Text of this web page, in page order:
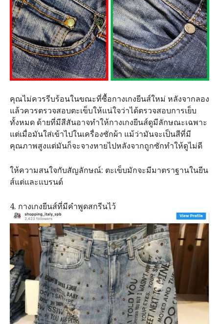
คุณไม่ควรรีบร้อนในขณะที่ซื้อกางเกงยีนส์ใหม่ หลังจากลอง
แล้วควรตรวจสอบตะเข็บให้แน่ใจว่าได้ตรวจสอบการเย็บ
ทั้งหมด ด้ายที่มีสีสันอาจทำให้กางเกงยีนส์ดูมีลักษณะเฉพาะ
แต่เมื่อมันใส่เข้าไปในเครื่องซักผ้า แม้ว่ามันจะเป็นสีที่มี
คุณภาพสูงแต่มันก็จะจางหายไปหลังจากถูกซักทำให้ดูไม่ดี
ให้ความสนใจกับสัญลักษณ์​: ตะเข็บมักจะมีมาตราฐานในยีน
ส์แต่และแบรนด์
4. กางเกงยีนส์ที่มีคำพูดสกรีนไว้